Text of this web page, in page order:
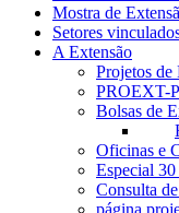
Mostra de
Setores
A Extensão
Projetos de
PROEXT-
Bolsas de
Oficinas e
Especial
Consulta